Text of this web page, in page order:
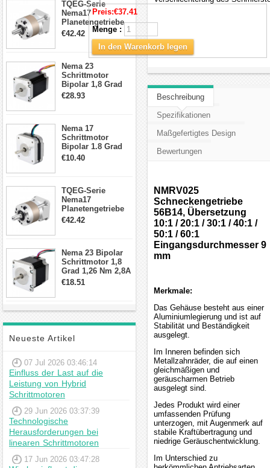
TQEG-Serie
Nema17
Planetengetriebe
5:1 Spiel 15Arc-
min für Nema 17
Schrittmotor
€42.42
Nema 23
Schrittmotor
Bipolar 1,8 Grad
2,83Nm 4 A 2,26V
€28.93
Nema 17
Schrittmotor
Bipolar 1.8 Grad
8.7Ncm 1A 3.5V 4
€10.40
TQEG-Serie
Nema17
Planetengetriebe
10:1 Spiel 15Arc-
€42.42
Nema 23 Bipolar
Schrittmotor 1,8
Grad 1,26 Nm 2,8A
2,5V 4 Drähte
€18.51
Neueste Artikel
07 Jul 2026 03:46:14
Einfluss der Last auf die
Leistung von Hybrid
Schrittmotoren
29 Jun 2026 03:37:39
Technologische
Herausforderungen bei
linearen Schrittmotoren
17 Jun 2026 03:47:28
Preis:€37.41
Menge :
In den Warenkorb legen
Beschreibung
Spezifikationen
Maßgefertigtes Design
Bewertungen
NMRV025
Schneckengetriebe
56B14, Übersetzung
10:1 / 20:1 / 30:1 / 40:1 /
50:1 / 60:1
Eingangsdurchmesser 9
mm
Merkmale:
Das Gehäuse besteht aus einer
Aluminiumlegierung und ist auf
Stabilität und Beständigkeit
ausgelegt.
Im Inneren befinden sich
Metallzahnräder, die auf einen
gleichmäßigen und
geräuscharmen Betrieb
ausgelegt sind.
Jedes Produkt wird einer
umfassenden Prüfung
unterzogen, mit Augenmerk auf
stabile Kraftübertragung und
niedrige Geräuschentwicklung.
Im Unterschied zu